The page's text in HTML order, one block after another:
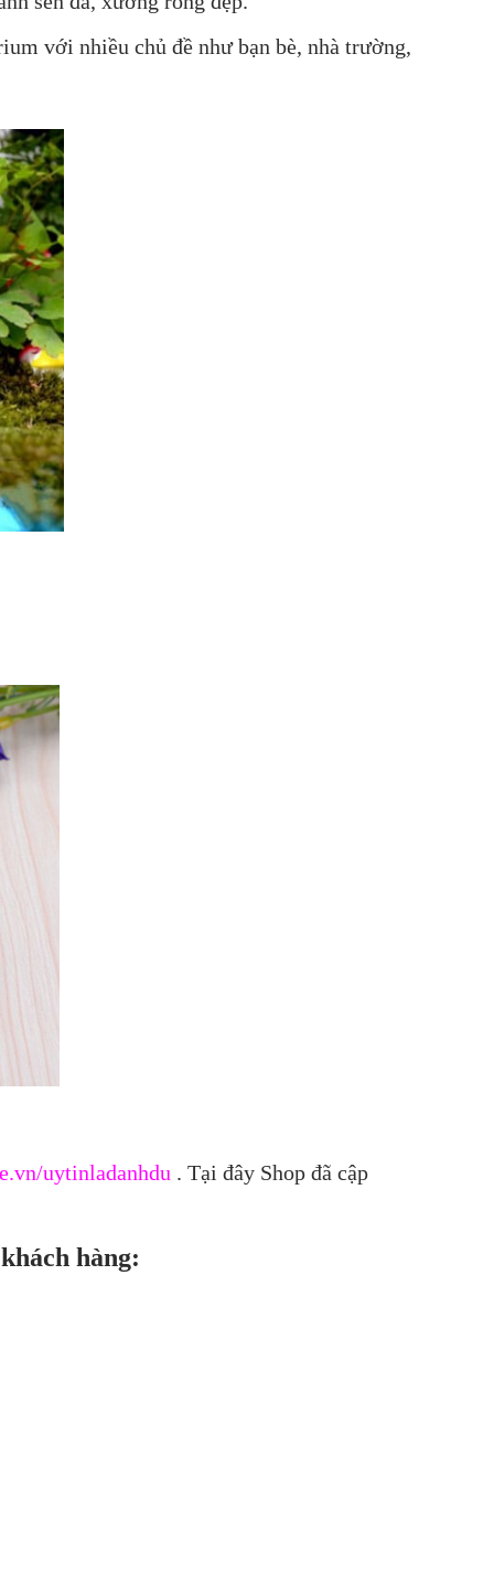
với nhiều chủ đề như bạn bè, nhà trường,
uytinladanhdu . Tại đây Shop đã cập
hàng: